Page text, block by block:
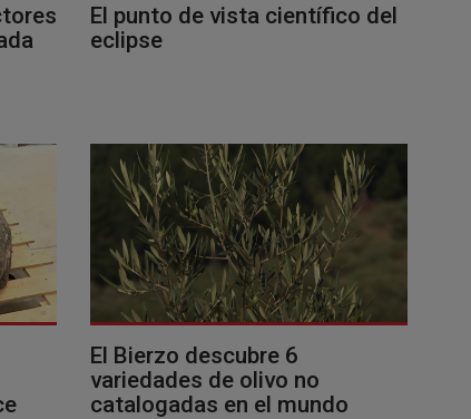
El punto de vista científico del
eclipse
El Bierzo descubre 6
variedades de olivo no
catalogadas en el mundo